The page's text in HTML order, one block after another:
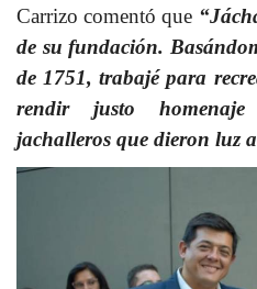
Carrizo comentó que
de su fundación.
de 1751, trabajé para
rendir justo
jachalleros que dieron luz